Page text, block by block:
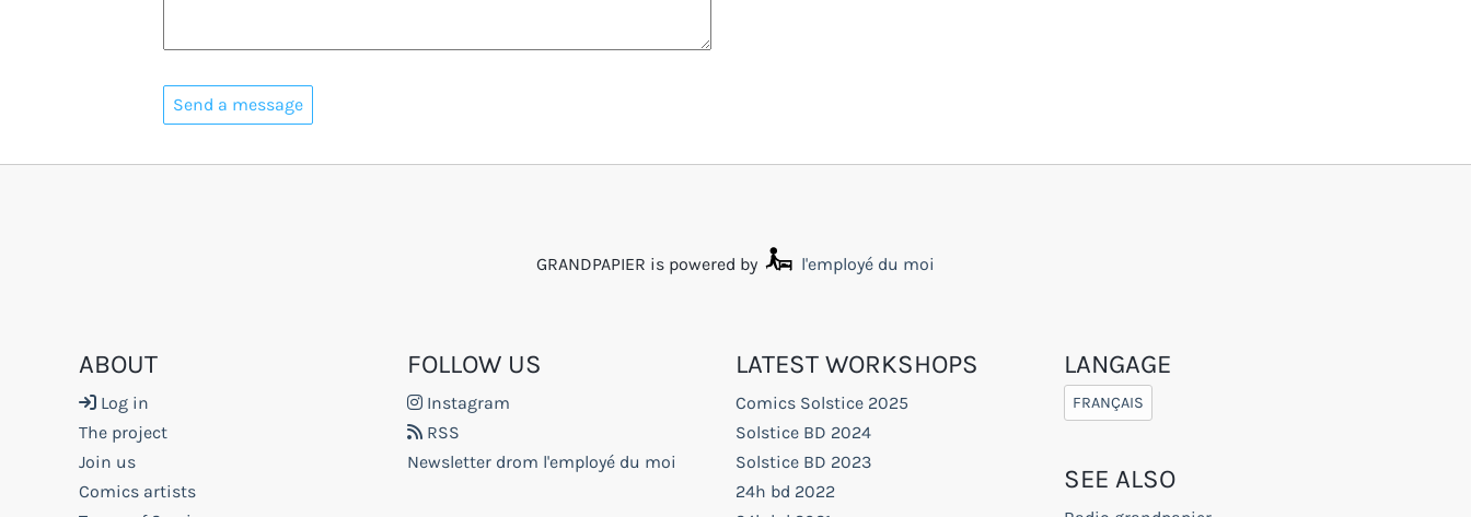
GRANDPAPIER is powered by l'employé du moi
ABOUT
Log in
The project
Join us
Comics artists
FOLLOW US
Instagram
RSS
Newsletter drom l'employé du moi
LATEST WORKSHOPS
Comics Solstice 2025
Solstice BD 2024
Solstice BD 2023
24h bd 2022
LANGAGE
FRANÇAIS
SEE ALSO